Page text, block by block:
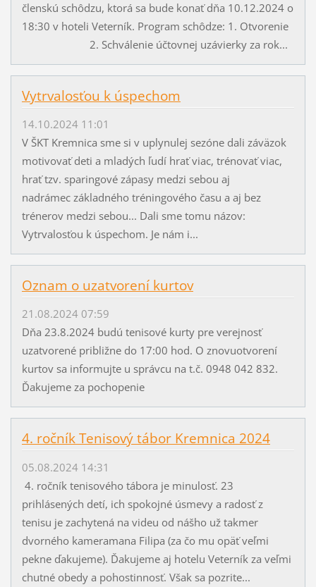
členskú schôdzu, ktorá sa bude konať dňa 10.12.2024 o
18:30 v hoteli Veterník. Program schôdze: 1. Otvorenie
2. Schválenie účtovnej uzávierky za rok...
Vytrvalosťou k úspechom
14.10.2024 11:01
V ŠKT Kremnica sme si v uplynulej sezóne dali záväzok
motivovať deti a mladých ľudí hrať viac, trénovať viac,
hrať tzv. sparingové zápasy medzi sebou aj
nadrámec základného tréningového času a aj bez
trénerov medzi sebou... Dali sme tomu názov:
Vytrvalosťou k úspechom. Je nám i...
Oznam o uzatvorení kurtov
21.08.2024 07:59
Dňa 23.8.2024 budú tenisové kurty pre verejnosť
uzatvorené približne do 17:00 hod. O znovuotvorení
kurtov sa informujte u správcu na t.č. 0948 042 832.
Ďakujeme za pochopenie
4. ročník Tenisový tábor Kremnica 2024
05.08.2024 14:31
4. ročník tenisového tábora je minulosť. 23
prihlásených detí, ich spokojné úsmevy a radosť z
tenisu je zachytená na videu od nášho už takmer
dvorného kameramana Filipa (za čo mu opäť veľmi
pekne ďakujeme). Ďakujeme aj hotelu Veterník za veľmi
chutné obedy a pohostinnosť. Však sa pozrite...